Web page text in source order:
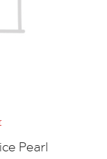
Pearl